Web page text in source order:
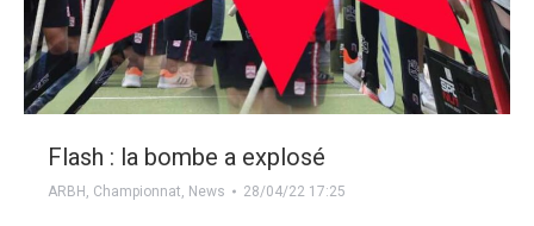
Flash : la bombe a explosé
ARBH , Championnat, News 28/04/22 17:25